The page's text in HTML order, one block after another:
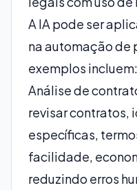
A IA pode ser
na automação de
exemplos incluem:
Análise de
revisar contratos,
específicas,
facilidade,
reduzindo erros